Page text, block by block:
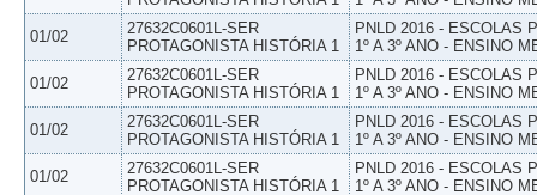
01/02
27632C0601L-SER
PROTAGONISTA HISTÓRIA 1
PNLD 2016 - ESCOLAS
1º A 3º ANO - ENSINO
01/02
27632C0601L-SER
PROTAGONISTA HISTÓRIA 1
PNLD 2016 - ESCOLAS
1º A 3º ANO - ENSINO
01/02
27632C0601L-SER
PROTAGONISTA HISTÓRIA 1
PNLD 2016 - ESCOLAS
1º A 3º ANO - ENSINO
01/02
27632C0601L-SER
PROTAGONISTA HISTÓRIA 1
PNLD 2016 - ESCOLAS
1º A 3º ANO - ENSINO